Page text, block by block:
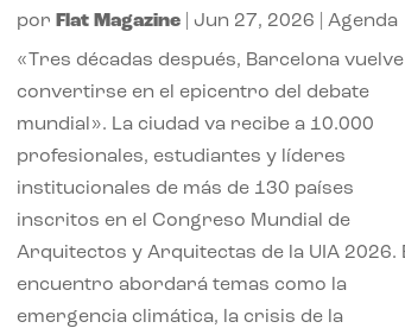
por Flat Magazine| Jun 27, 2026 Agenda
«Tres décadas después, Barcelona vuelve
convertirse en el epicentro del debate
mundial». La ciudad va recibe a 10.000
profesionales, estudiantes y líderes
institucionales de más de 130 países
inscritos en el Congreso Mundial de
Arquitectos y Arquitectas de la UIA 2026.
encuentro abordará temas como la
emergencia climática, la crisis de la